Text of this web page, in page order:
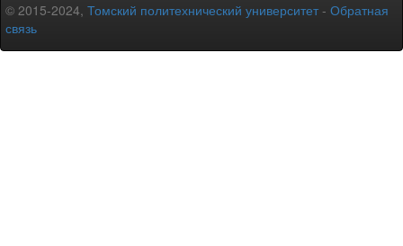
© 2015-2024, Томский политехнический университет - Обратная
связь